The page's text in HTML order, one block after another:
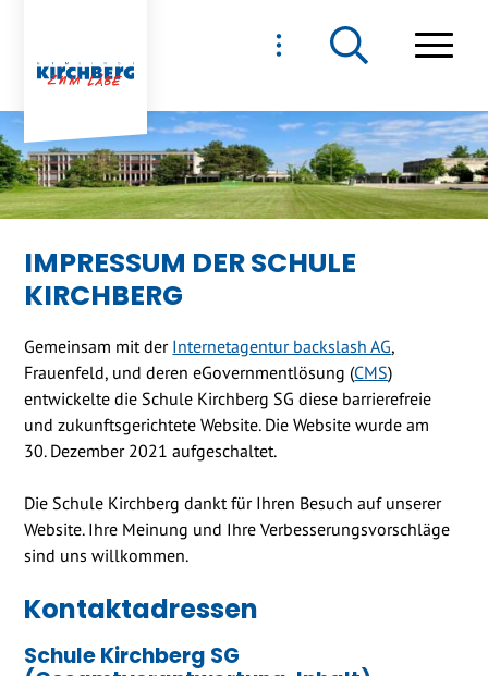
NAVIGIEREN IN
IMPRESSUM DER SCHULE
KIRCHBERG
Gemeinsam mit der Internetagentur backslash AG,
Frauenfeld, und deren eGovernmentlösung (CMS)
entwickelte die Schule Kirchberg SG diese barrierefreie
und zukunftsgerichtete Website. Die Website wurde am
30. Dezember 2021 aufgeschaltet.
Die Schule Kirchberg dankt für Ihren Besuch auf unserer
Website. Ihre Meinung und Ihre Verbesserungsvorschläge
sind uns willkommen.
Kontaktadressen
Schule Kirchberg SG